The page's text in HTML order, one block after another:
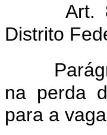
Art.
Distrito
na perda
para a